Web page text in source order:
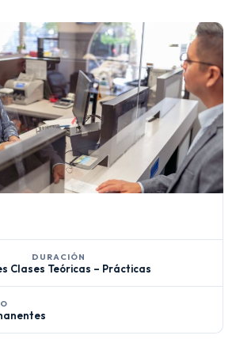
DURACIÓN
Clases Teóricas – Prácticas